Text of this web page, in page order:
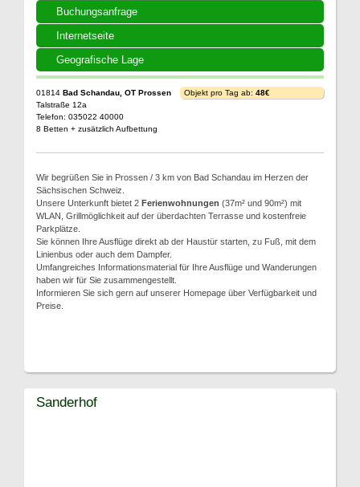
Buchungsanfrage
Internetseite
Geografische Lage
01814 Bad Schandau, OT Prossen
Talstraße 12a
Telefon: 035022 40000
8 Betten + zusätzlich Aufbettung
Objekt pro Tag ab: 48€
Wir begrüßen Sie in Prossen / 3 km von Bad Schandau im Herzen der
Sächsischen Schweiz.
Unsere Unterkunft bietet 2 Ferienwohnungen (37m² und 90m²) mit
WLAN, Grillmöglichkeit auf der überdachten Terrasse und kostenfreie
Parkplätze.
Sie können Ihre Ausflüge direkt ab der Haustür starten, zu Fuß, mit dem
Linienbus oder auch dem Dampfer.
Umfangreiches Informationsmaterial für Ihre Ausflüge und Wanderungen
haben wir für Sie zusammengestellt.
Informieren Sie sich gern auf unserer Homepage über Verfügbarkeit und
Preise.
Sanderhof